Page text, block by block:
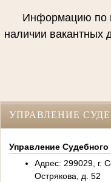
Информацию по
наличии вакантных
УПРАВЛЕНИЕ
Управление Судебного
Адрес: 299029, г.
Острякова, д. 52